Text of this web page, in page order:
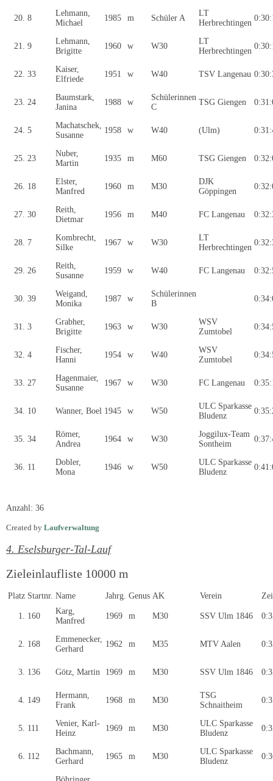
20. 8
Lehmann,
Michael
1985 m Schüler A
LT
Herbrechtingen
21. 9
Lehmann,
Brigitte
1960 w W30
LT
Herbrechtingen
22. 33
Kaiser,
Elfriede
1951 w W40 TSV Langenau
23. 24
Baumstark,
Janina
1988 w
Schülerinnen
C
TSG Giengen
24. 5
Machatschek,
Susanne
1958 w W40 (Ulm)
25. 23
Nuber,
Martin
1935 m M60 TSG Giengen
26. 18
Elster,
Manfred
1960 m M30
DJK
Göppingen
27. 30
Reith,
Dietmar
1956 m M40 FC Langenau
28. 7
Kombrecht,
Silke
1967 w W30
LT
Herbrechtingen
29. 26
Reith,
Susanne
1959 w W40 FC Langenau
30. 39
Weigand,
Monika
1987 w
Schülerinnen
B
31. 3
Grabher,
Brigitte
1963 w W30
WSV
Zumtobel
32. 4
Fischer,
Hanni
1954 w W40
WSV
Zumtobel
33. 27
Hagenmaier,
Susanne
1967 w W30 FC Langenau
34. 10 Wanner, Boel 1945 w W50
ULC Sparkasse
Bludenz
35. 34
Römer,
Andrea
1964 w W30
Joggilux-Team
Sontheim
36. 11
Dobler,
Mona
1946 w W50
ULC Sparkasse
Bludenz
Anzahl: 36
Created by Laufverwaltung
4. Eselsburger-Tal-Lauf
Zieleinlaufliste 10000 m
Platz Startnr. Name Jahrg. Genus AK Verein
1. 160
Karg,
Manfred
1969 m M30 SSV Ulm 1846
2. 168
Emmenecker,
Gerhard
1962 m M35 MTV Aalen
3. 136 Götz, Martin 1969 m M30 SSV Ulm 1846
4. 149
Hermann,
Frank
1968 m M30
TSG
Schnaitheim
5. 111
Venier, Karl-
Heinz
1969 m M30
ULC Sparkasse
Bludenz
6. 112
Bachmann,
Gerhard
1965 m M30
ULC Sparkasse
Bludenz